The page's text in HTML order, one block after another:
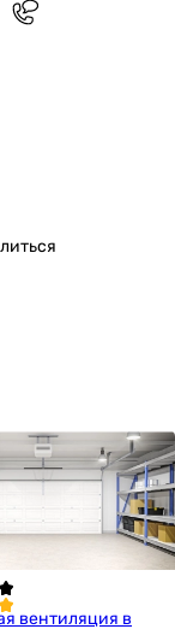
вентиляция в